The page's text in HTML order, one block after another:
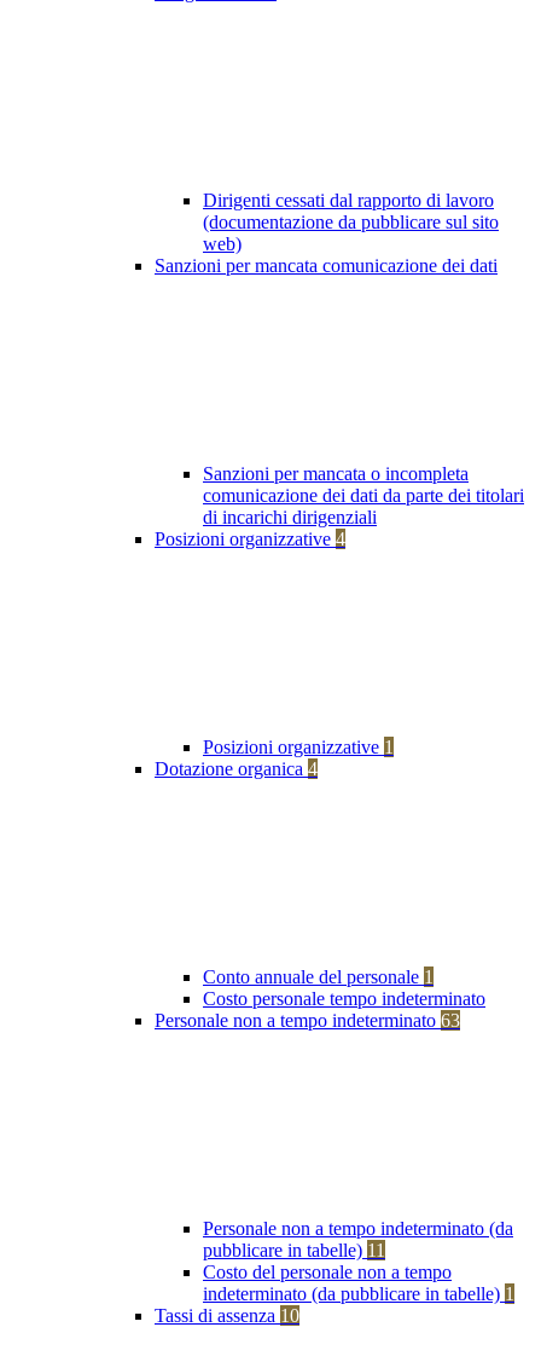
Dirigenti cessati dal rapporto di lavoro
(documentazione da pubblicare sul sito
web)
Sanzioni per mancata comunicazione dei dati
Sanzioni per mancata o incompleta
comunicazione dei dati da parte dei titolari
di incarichi dirigenziali
Posizioni organizzative 4
Posizioni organizzative 1
Dotazione organica 4
Conto annuale del personale 1
Costo personale tempo indeterminato
Personale non a tempo indeterminato 63
Personale non a tempo indeterminato (da
pubblicare in tabelle) 11
Costo del personale non a tempo
indeterminato (da pubblicare in tabelle) 1
Tassi di assenza 10